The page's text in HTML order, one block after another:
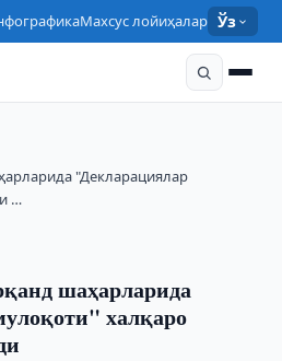
Махсус лойиҳалар Ўз
"Декларациялар
…
шаҳарларида
халқаро